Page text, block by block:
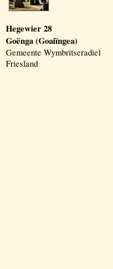
Hegewier 28
Goënga (Goaiïngea)
Gemeente Wymbritseradiel
Friesland